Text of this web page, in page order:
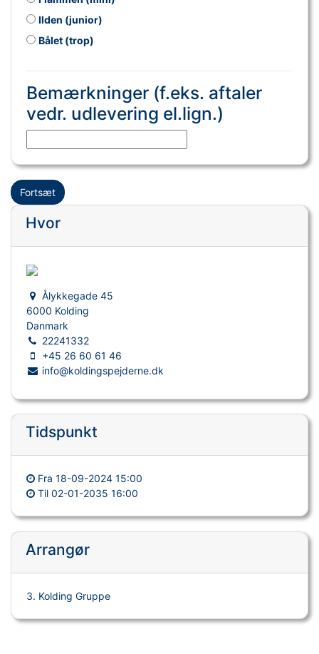
Ilden (junior)
Bålet (trop)
Bemærkninger (f.eks. aftaler
vedr. udlevering el.lign.)
Fortsæt
Hvor
Ålykkegade 45
6000 Kolding
Danmark
22241332
+45 26 60 61 46
info@koldingspejderne.dk
Tidspunkt
Fra 18-09-2024 15:00
Til 02-01-2035 16:00
Arrangør
3. Kolding Gruppe